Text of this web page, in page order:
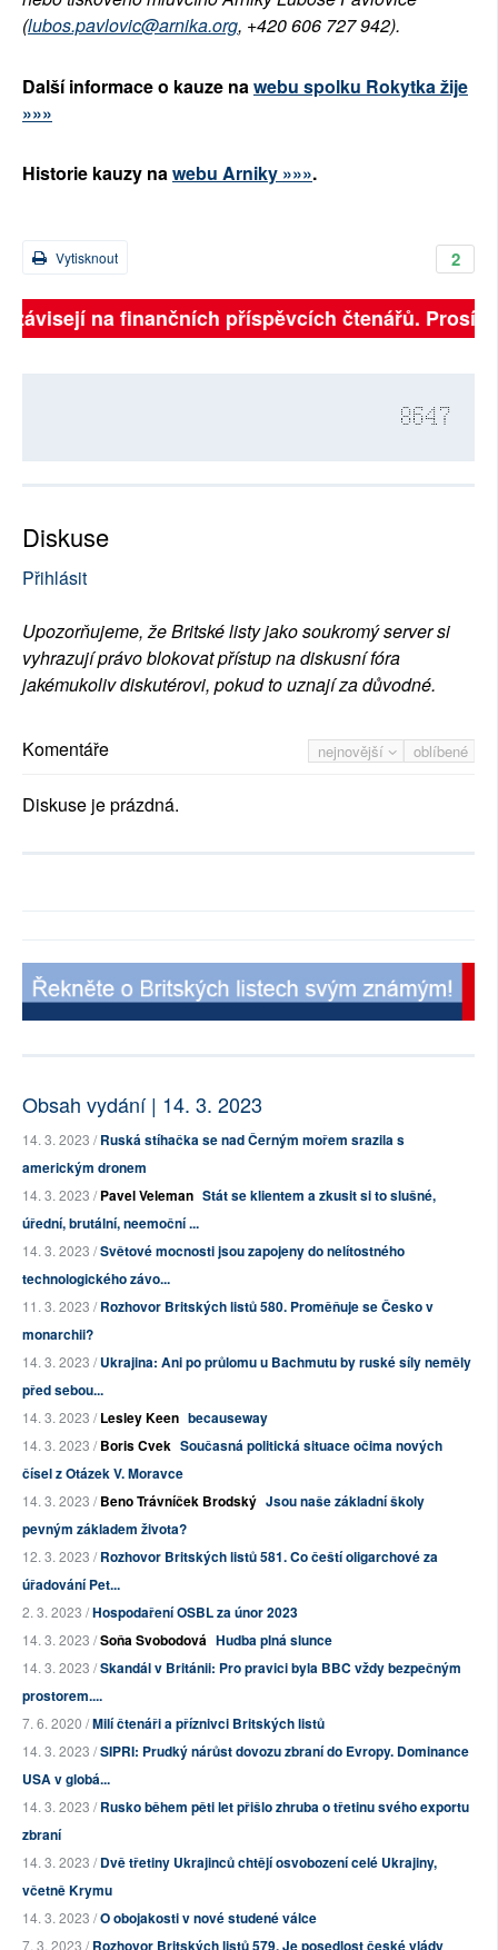
(lubos.pavlovic@arnika.org, +420 606 727 942).
Další informace o kauze nawebu spolku Rokytka žije
»»»
Historie kauzy nawebu Arniky »»».
2
Vytisknout
na finančních příspěvcích čtenářů.
8647
Diskuse
Přihlásit
Upozorňujeme, že Britské listy jako soukromý server si
vyhrazují právo blokovat přístup na diskusní fóra
jakémukoliv diskutérovi, pokud to uznají za důvodné.
nejnovější oblíbené
Komentáře
Diskuse je prázdná.
Obsah vydání | 14. 3. 2023
14. 3. 2023 /Ruská stíhačka se nad Černým mořem srazila s
americkým dronem
14. 3. 2023 /Pavel Veleman Stát se klientem a zkusit si to slušné,
úřední, brutální, neemoční ...
14. 3. 2023 /Světové mocnosti jsou zapojeny do nelítostného
technologického závo...
11. 3. 2023 /Rozhovor Britských listů 580. Proměňuje se Česko v
monarchii?
14. 3. 2023 /Ukrajina: Ani po průlomu u Bachmutu by ruské síly neměly
před sebou...
14. 3. 2023 /Lesley Keen becauseway
14. 3. 2023 /Boris Cvek Současná politická situace očima nových
čísel z Otázek V. Moravce
14. 3. 2023 /Beno Trávníček Brodský Jsou naše základní školy
pevným základem života?
12. 3. 2023 /Rozhovor Britských listů 581. Co čeští oligarchové za
úřadování Pet...
2. 3. 2023 /Hospodaření OSBL za únor 2023
14. 3. 2023 /Soňa Svobodová Hudba plná slunce
14. 3. 2023 /Skandál v Británii: Pro pravici byla BBC vždy bezpečným
prostorem....
7. 6. 2020 /Milí čtenáři a příznivci Britských listů
14. 3. 2023 /SIPRI: Prudký nárůst dovozu zbraní do Evropy. Dominance
USA v globá...
14. 3. 2023 /Rusko během pěti let přišlo zhruba o třetinu svého exportu
zbraní
14. 3. 2023 /Dvě třetiny Ukrajinců chtějí osvobození celé Ukrajiny,
včetně Krymu
14. 3. 2023 /O obojakosti v nové studené válce
7. 3. 2023 /Rozhovor Britských listů 579. Je posedlost české vlády